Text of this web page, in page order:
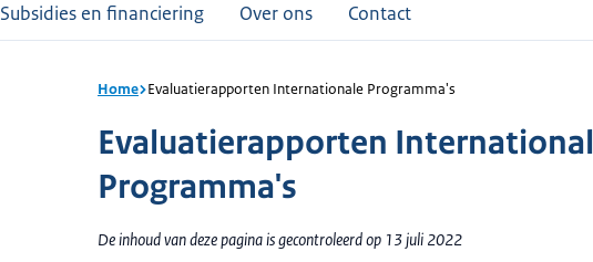
Subsidies en financiering Over ons Contact
Home Evaluatierapporten Internationale Programma's
Evaluatierapporten
Programma's
De inhoud van deze pagina is gecontroleerd op 13 juli 2022